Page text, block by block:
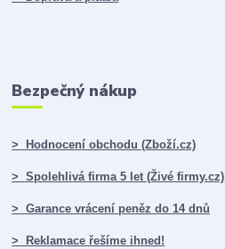
Bezpečný nákup
> Hodnocení obchodu (Zboží.cz)
> Spolehlivá firma 5 let (Živé firmy.cz)
> Garance vrácení peněz do 14 dnů
> Reklamace řešíme ihned!